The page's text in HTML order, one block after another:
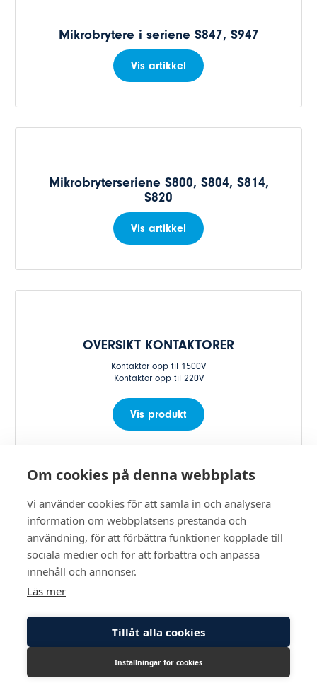
Mikrobrytere i seriene S847, S947
Vis artikkel
Mikrobryterseriene S800, S804, S814,
S820
Vis artikkel
OVERSIKT KONTAKTORER
Kontaktor opp til 1500V
Kontaktor opp til 220V
Vis produkt
Rengjøringsløsning for sensor
solenoider
Om cookies på denna webbplats
Vi använder cookies för att samla in och analysera
information om webbplatsens prestanda och
användning, för att förbättra funktioner kopplade till
sociala medier och för att förbättra och anpassa
innehåll och annonser.
Läs mer
Tillåt alla cookies
Inställningar för cookies